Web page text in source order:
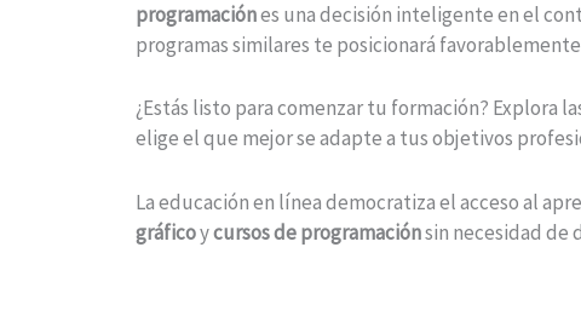
programaciónes una decisión inteligente en el
programas similares te posicionará
¿Estás listo para comenzar tu formación? Explora
elige el que mejor se adapte a tus objetivos
La educación en línea democratiza el acceso al
gráficoycursos de programaciónsin necesidad de